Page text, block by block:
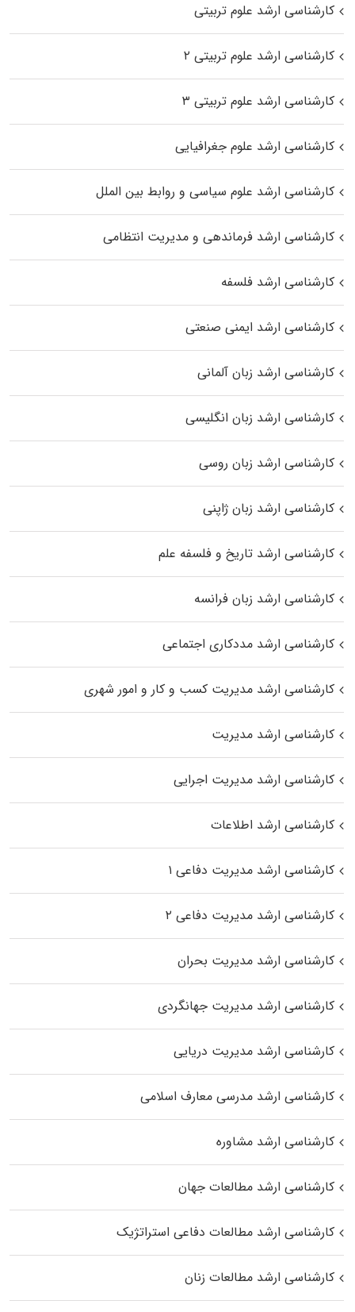
کارشناسی ارشد علوم تربیتی
کارشناسی ارشد علوم تربیتی ۲
کارشناسی ارشد علوم تربیتی ۳
کارشناسی ارشد علوم جغرافیایی
کارشناسی ارشد علوم سیاسی و روابط بین الملل
کارشناسی ارشد فرماندهی و مدیریت انتظامی
کارشناسی ارشد فلسفه
کارشناسی ارشد ایمنی صنعتی
کارشناسی ارشد زبان آلمانی
کارشناسی ارشد زبان انگلیسی
کارشناسی ارشد زبان روسی
کارشناسی ارشد زبان ژاپنی
کارشناسی ارشد تاریخ و فلسفه علم
کارشناسی ارشد زبان فرانسه
کارشناسی ارشد مددکاری اجتماعی
کارشناسی ارشد مدیریت کسب و کار و امور شهری
کارشناسی ارشد مدیریت
کارشناسی ارشد مدیریت اجرایی
کارشناسی ارشد اطلاعات
کارشناسی ارشد مدیریت دفاعی ۱
کارشناسی ارشد مدیریت دفاعی ۲
کارشناسی ارشد مدیریت بحران
کارشناسی ارشد مدیریت جهانگردی
کارشناسی ارشد مدیریت دریایی
کارشناسی ارشد مدرسی معارف اسلامی
کارشناسی ارشد مشاوره
کارشناسی ارشد مطالعات جهان
کارشناسی ارشد مطالعات دفاعی استراتژیک
کارشناسی ارشد مطالعات زنان